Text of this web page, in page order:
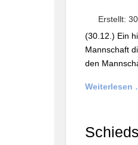
Erstellt:
(30.12.) Ein
Mannschaft
den
Weiterlesen